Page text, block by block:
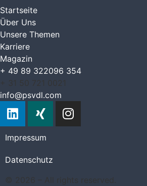
Startseite
Über Uns
Unsere Themen
Karriere
Magazin
+ 49 89 322096 354
+ 31 50 721 0021
info@psvdl.com
© 2026 – All rights reserved.
Datenschutz
Impressum